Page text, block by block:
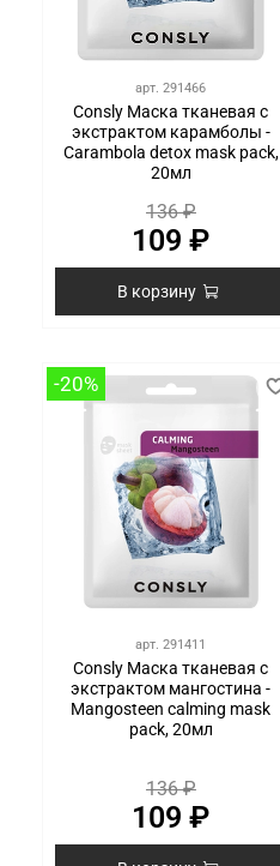
арт.291466
Consly Маска тканевая с
экстрактом карамболы -
Carambola detox mask pack,
20мл
136 ₽
109 ₽
В корзину
-20%
арт.291411
Consly Маска тканевая с
экстрактом мангостина -
Mangosteen calming mask
pack, 20мл
136 ₽
109 ₽